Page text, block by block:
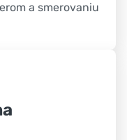
a smerovaniu